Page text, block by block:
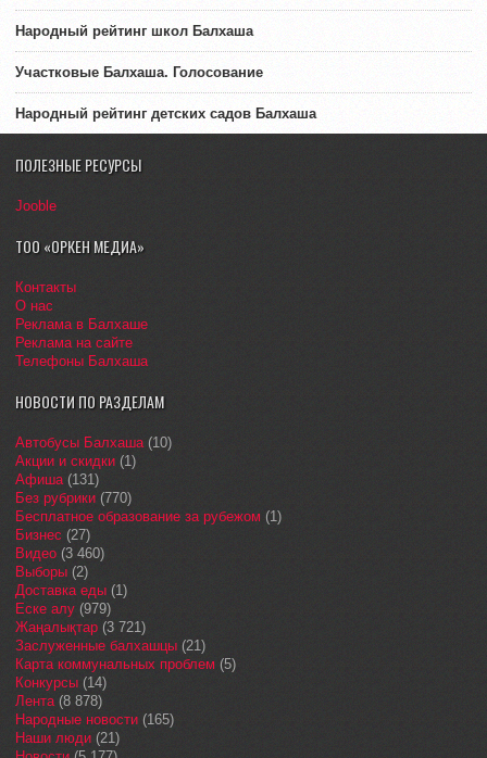
Народный рейтинг школ Балхаша
Участковые Балхаша. Голосование
Народный рейтинг детских садов Балхаша
ПОЛЕЗНЫЕ РЕСУРСЫ
Jooble
ТОО «ОРКЕН МЕДИА»
Контакты
О нас
Реклама в Балхаше
Реклама на сайте
Телефоны Балхаша
НОВОСТИ ПО РАЗДЕЛАМ
Автобусы Балхаша(10)
Акции и скидки (1)
Афиша(131)
Без рубрики (770)
Бесплатное образование за рубежом (1)
Бизнес (27)
Видео (3 460)
Выборы (2)
Доставка еды (1)
Еске алу (979)
Жаңалықтар (3 721)
Заслуженные балхашцы (21)
Карта коммунальных проблем (5)
Конкурсы (14)
Лента(8 878)
Народные новости (165)
Наши люди (21)